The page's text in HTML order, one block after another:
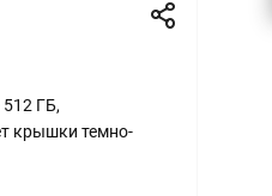
512 ГБ,
крышки темно-